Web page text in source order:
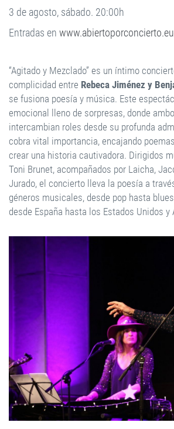
3 de agosto, sábado. 20:00h
Entradas en
“Agitado y Mezclado” es un íntimo
complicidad entre Rebeca Jiménez y
se fusiona poesía y música. Este
emocional lleno de sorpresas, donde
intercambian roles desde su profunda
cobra vital importancia, encajando
crear una historia cautivadora. Dirigidos
Toni Brunet, acompañados por Laicha,
Jurado, el concierto lleva la poesía a
géneros musicales, desde pop hasta
desde España hasta los Estados Unidos y